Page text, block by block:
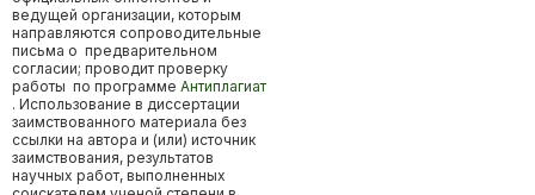
ведущей организации, которым
направляются сопроводительные
письма о предварительном
согласии; проводит проверку
работы по программе Антиплагиат
. Использование в диссертации
заимствованного материала без
ссылки на автора и (или) источник
заимствования, результатов
научных работ, выполненных